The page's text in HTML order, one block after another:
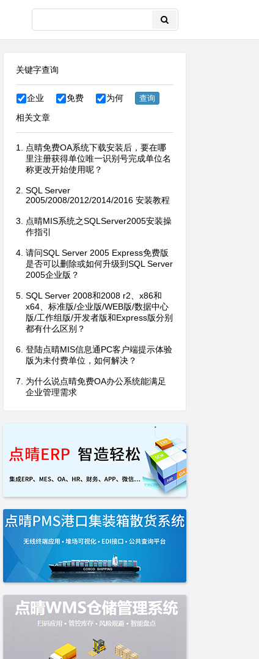
关键字查询
企业 免费 为何
相关文章
点晴免费OA系统下载安装后，要在哪
里注册获得单位唯一识别号完成单位名
称更改开始使用呢？
SQL Server
2005/2008/2012/2014/2016 安装教程
点晴MIS系统之SQLServer2005安装操
作指引
请问SQL Server 2005 Express免费版
是否可以删除或如何升级到SQL Server
2005企业版？
SQL Server 2008和2008 r2、x86和
x64、标准版/企业版/WEB版/数据中心
版/工作组版/开发者版和Express版分别
都有什么区别？
登陆点晴MIS信息通PC客户端提示体验
版为未付费单位，如何解决？
为什么说点晴免费OA办公系统能满足
企业管理需求